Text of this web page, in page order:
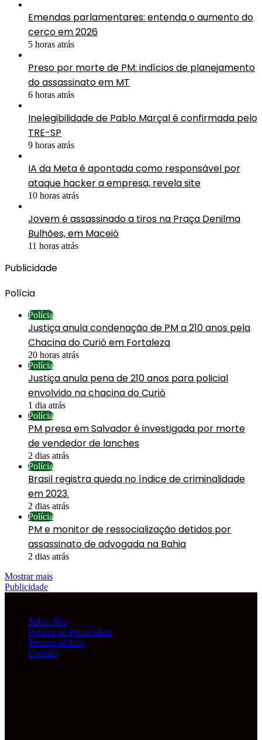
Emendas parlamentares: entenda o aumento do
cerco em 2026
5 horas atrás
Preso por morte de PM: indícios de planejamento
do assassinato em MT
6 horas atrás
Inelegibilidade de Pablo Marçal é confirmada pelo
TRE-SP
9 horas atrás
IA da Meta é apontada como responsável por
ataque hacker a empresa, revela site
10 horas atrás
Jovem é assassinado a tiros na Praça Denilma
Bulhões, em Maceió
11 horas atrás
Publicidade
Polícia
Polícia
Justiça anula condenação de PM a 210 anos pela
Chacina do Curió em Fortaleza
20 horas atrás
Polícia
Justiça anula pena de 210 anos para policial
envolvido na chacina do Curió
1 dia atrás
Polícia
PM presa em Salvador é investigada por morte
de vendedor de lanches
2 dias atrás
Polícia
Brasil registra queda no índice de criminalidade
em 2023.
2 dias atrás
Polícia
PM e monitor de ressocialização detidos por
assassinato de advogada na Bahia
2 dias atrás
Mostrar mais
Publicidade
Sobre Nós
Política de Privacidade
Termos de Uso
Contato